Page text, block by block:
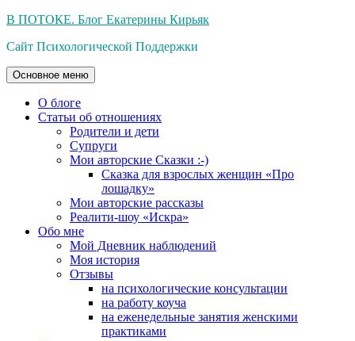
Перейти
содержимому
В ПОТОКЕ. Блог Екатерины Кирьяк
Сайт Психологической Поддержки
Основное меню
О блоге
Статьи об отношениях
Родители и дети
Супруги
Мои авторские Сказки :-)
Сказка для взрослых женщин «Про
лошадку»
Мои авторские рассказы
Реалити-шоу «Искра»
Обо мне
Мой Дневник наблюдений
Моя история
Отзывы
на психологические консультации
на работу коуча
на еженедельные занятия женскими
практиками